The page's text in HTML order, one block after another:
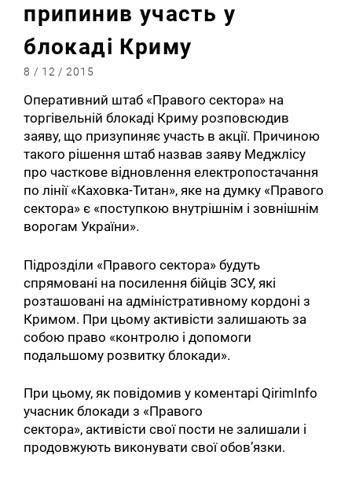
припинив участь у
блокаді Криму
8 / 12 / 2015
Оперативний штаб «Правого сектора» на
торгівельній блокаді Криму розповсюдив
заяву, що призупиняє участь в акції. Причиною
такого рішення штаб назвав заяву Меджлісу
про часткове відновлення електропостачання
по лінії «Каховка-Титан», яке на думку «Правого
сектора» є «поступкою внутрішнім і зовнішнім
ворогам України».
Підрозділи «Правого сектора» будуть
спрямовані на посилення бійців ЗСУ, які
розташовані на адміністративному кордоні з
Кримом. При цьому активісти залишають за
собою право «контролю і допомоги
подальшому розвитку блокади».
При цьому, як повідомив у коментарі QirimInfo
учасник блокади з «Правого
сектора», активісти свої пости не залишали і
продовжують виконувати свої обов’язки.